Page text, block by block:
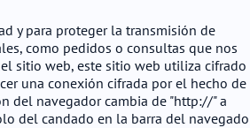
y para proteger la transmisión de
como pedidos o consultas que nos
sitio web, este sitio web utiliza cifrado
una conexión cifrada por el hecho de
del navegador cambia de "http://" a
del candado en la barra del